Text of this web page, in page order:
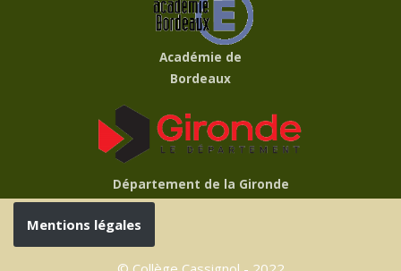
Académie de
Bordeaux
Département de la Gironde
Mentions légales